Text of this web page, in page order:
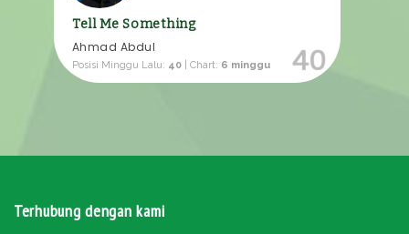
Tell Me Something
Ahmad Abdul
Posisi Minggu Lalu: 40 | Chart: 6 minggu 40
Terhubung dengan kami